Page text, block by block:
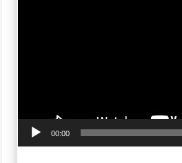
00:00